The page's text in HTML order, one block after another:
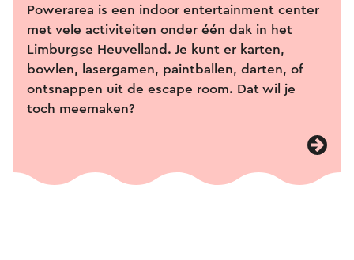
Powerarea is een indoor entertainment center
met vele activiteiten onder één dak in het
Limburgse Heuvelland. Je kunt er karten,
bowlen, lasergamen, paintballen, darten, of
ontsnappen uit de escape room. Dat wil je
toch meemaken?